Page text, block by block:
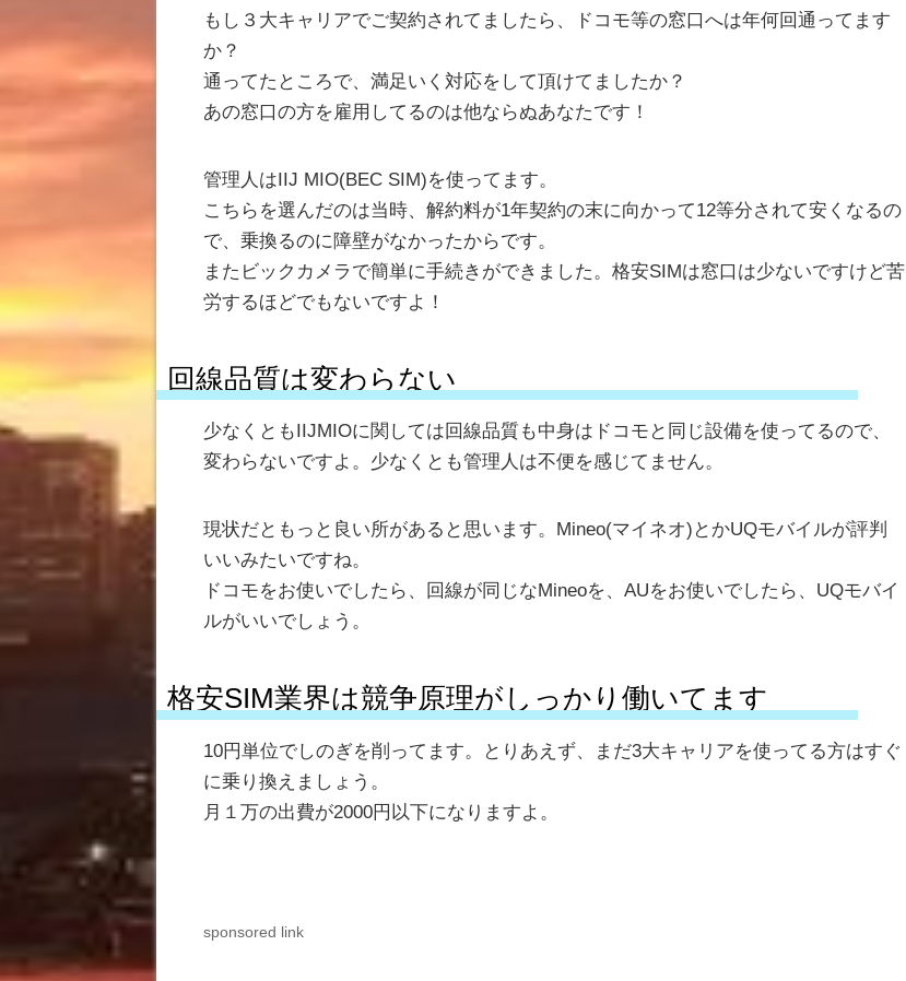
もし３大キャリアでご契約されてましたら、ドコモ等の窓口へは年何回通ってます
か？
通ってたところで、満足いく対応をして頂けてましたか？
あの窓口の方を雇用してるのは他ならぬあなたです！
管理人はIIJ MIO(BEC SIM)を使ってます。
こちらを選んだのは当時、解約料が1年契約の末に向かって12等分されて安くなるの
で、乗換るのに障壁がなかったからです。
またビックカメラで簡単に手続きができました。格安SIMは窓口は少ないですけど苦
労するほどでもないですよ！
回線品質は変わらない
少なくともIIJMIOに関しては回線品質も中身はドコモと同じ設備を使ってるので、
変わらないですよ。少なくとも管理人は不便を感じてません。
現状だともっと良い所があると思います。Mineo(マイネオ)とかUQモバイルが評判
いいみたいですね。
ドコモをお使いでしたら、回線が同じなMineoを、AUをお使いでしたら、UQモバイ
ルがいいでしょう。
格安SIM業界は競争原理がしっかり働いてます
10円単位でしのぎを削ってます。とりあえず、まだ3大キャリアを使ってる方はすぐ
に乗り換えましょう。
月１万の出費が2000円以下になりますよ。
sponsored link